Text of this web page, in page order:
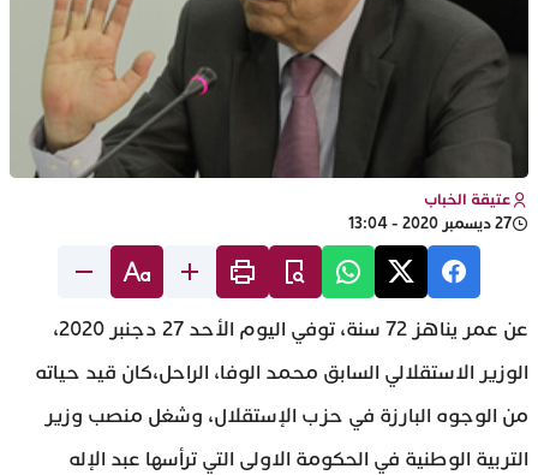
عتيقة الخباب
27 ديسمبر 2020 - 13:04
عن عمر يناهز 72 سنة، توفي اليوم الأحد 27 دجنبر 2020،
الوزير الاستقلالي السابق محمد الوفا، الراحل،كان قيد حياته
من الوجوه البارزة في حزب الإستقلال، وشغل منصب وزير
التربية الوطنية في الحكومة الاولى التي ترأسها عبد الإله